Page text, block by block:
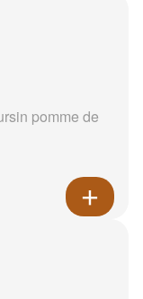
pomme de